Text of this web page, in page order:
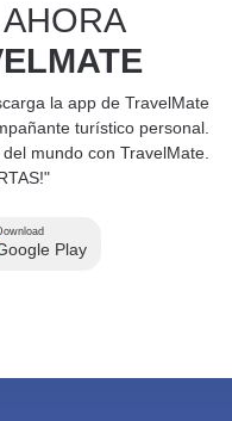
la app de TravelMate
turístico personal.
mundo con TravelMate.
Play